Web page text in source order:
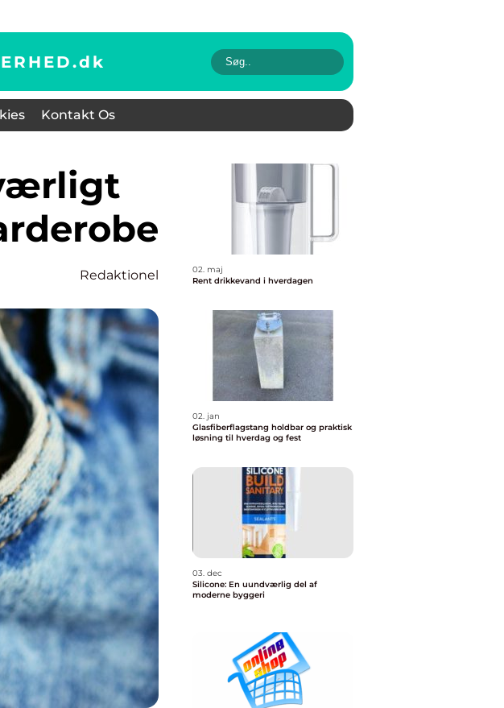
dk
Kontakt Os
Redaktionel
02. maj
Rent drikkevand i hverdagen
02. jan
Glasfiberflagstang holdbar og praktisk
løsning til hverdag og fest
03. dec
Silicone: En uundværlig del af
moderne byggeri